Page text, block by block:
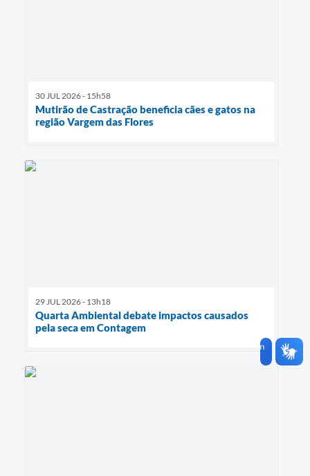
30 JUL 2026 - 15h58
Mutirão de Castração beneficia cães e gatos na
região Vargem das Flores
29 JUL 2026 - 13h18
Quarta Ambiental debate impactos causados
pela seca em Contagem